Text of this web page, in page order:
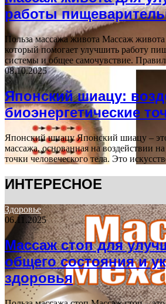
работы
Польза массажа живота Массаж
который помогает улучшить работу
системы и общее самочувствие.
08.10.2025
Японский шиацу:
биоэнергетические
Японский шиацу Японский шиацу –
массажа, основанная на воздействии
точки человеческого тела. Это
ИНТЕРЕСНОЕ
Здоровье
06.11.2025
Массаж стоп для
общего состояния и
здоровья